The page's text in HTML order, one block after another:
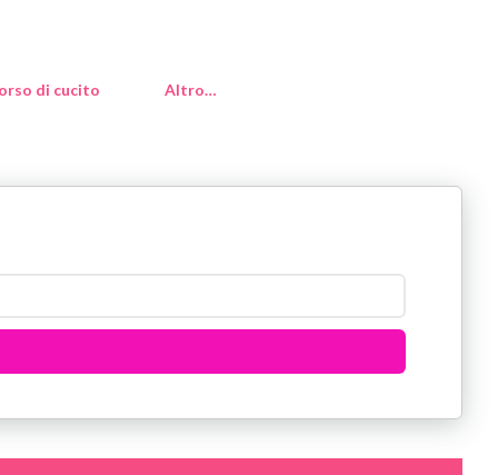
di cucito Altro…